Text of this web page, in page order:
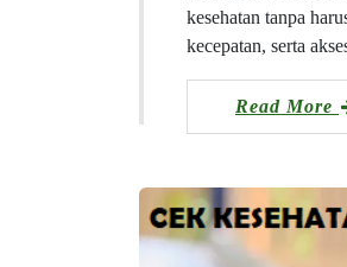
kesehatan tanpa
kecepatan, serta
Read More